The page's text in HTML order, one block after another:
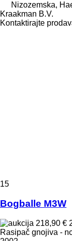
Nizozemska,
Kraakman B.V.
Kontaktirajte
15
Bogballe M3W
218,90 €
Rasipač gnojiva -